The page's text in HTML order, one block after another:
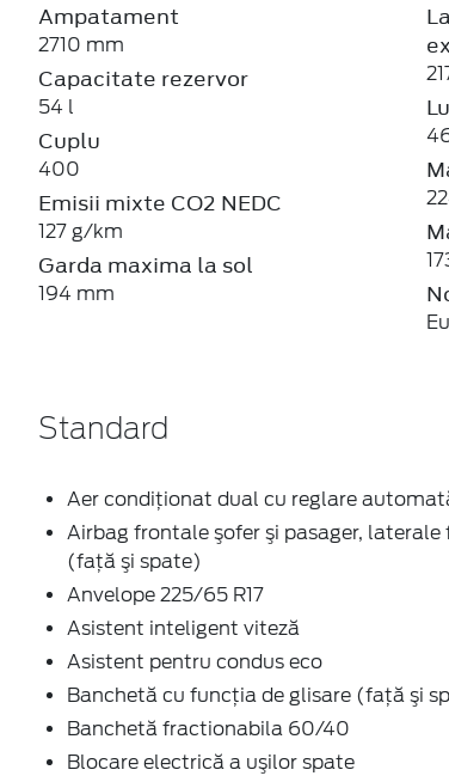
Ampatament
2710 mm
Capacitate rezervor
54 l
Cuplu
400
Emisii mixte CO2 NEDC
127 g/km
Garda maxima la sol
194 mm
Standard
Aer condiţionat dual cu reglare
Airbag frontale şofer şi pasager,
(faţă şi spate)
Anvelope 225/65 R17
Asistent inteligent viteză
Asistent pentru condus eco
Banchetă cu funcţia de glisare (faţă şi
Banchetă fractionabila 60/40
Blocare electrică a uşilor spate